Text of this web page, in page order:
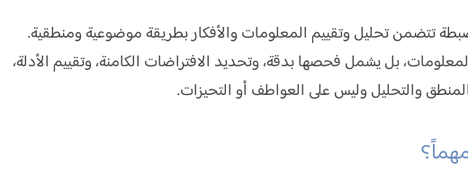
تتضمن تحليل وتقييم المعلومات والأفكار بطريقة موضوعية ومنطقية.
بل يشمل فحصها بدقة، وتحديد الافتراضات الكامنة، وتقييم الأدلة،
والتحليل وليس على العواطف أو التحيزات.